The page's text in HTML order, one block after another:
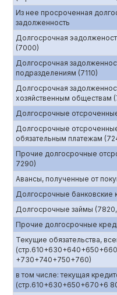
Из нее просроченная
задолженность
Долгосрочная
(7000)
Долгосрочная
подразделениям (7110)
Долгосрочная
хозяйственным обществам
Долгосрочные
Долгосрочные
обязательным платежам
Прочие долгосрочные
7290)
Авансы, полученные от
Долгосрочные банковские
Долгосрочные займы
Прочие долгосрочные
Текущие обязательства,
+730+740+750+760)
в том числе: текущая
(стр.610+630+650+670+6